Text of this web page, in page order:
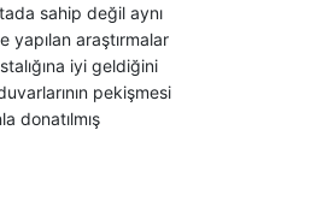
sahip değil aynı
yapılan araştırmalar
iyi geldiğini
pekişmesi
donatılmış